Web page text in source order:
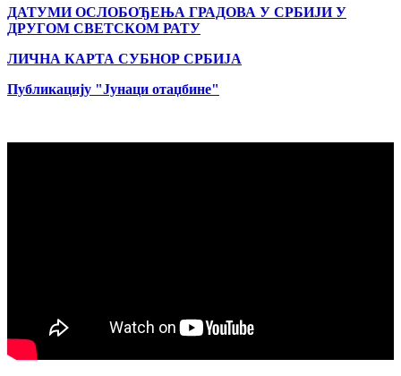
ДАТУМИ ОСЛОБОЂЕЊА ГРАДОВА У СРБИЈИ У
ДРУГОМ СВЕТСКОМ РАТУ
ЛИЧНА КАРТА СУБНОР СРБИЈА
Публикацију "Јунаци отаџбине"